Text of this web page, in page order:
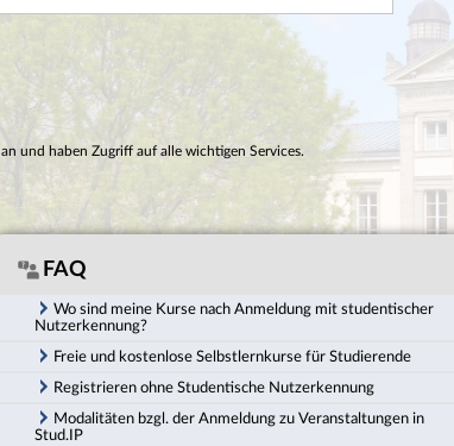
an und haben Zugriff auf alle wichtigen Services.
FAQ
Wo sind meine Kurse nach Anmeldung mit studentischer
Nutzerkennung?
Freie und kostenlose Selbstlernkurse für Studierende
Registrieren ohne Studentische Nutzerkennung
Modalitäten bzgl. der Anmeldung zu Veranstaltungen in
Stud.IP